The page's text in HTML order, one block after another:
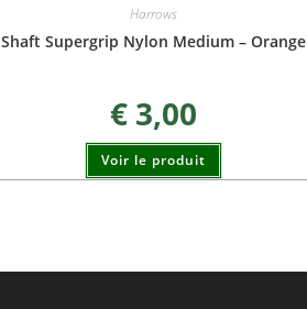
Harrows
Shaft Supergrip Nylon Medium – Orange
€3,00
Voir le produit